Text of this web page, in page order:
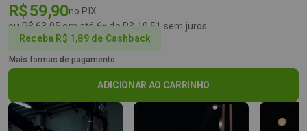
R$ 59,90no PIX
ou R$ 63,05 em até 6x de R$ 10,51 sem juros
Receba R$ 1,89 de Cashback
Mais formas de pagamento
ADICIONAR AO CARRINHO